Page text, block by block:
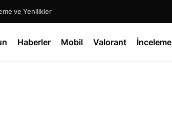
ve Yenilikler
Haberler Mobil Valorant İnceleme